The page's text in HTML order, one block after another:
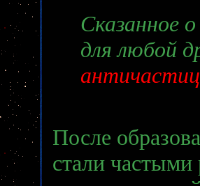
Сказанное
для любой
После
стали частыми